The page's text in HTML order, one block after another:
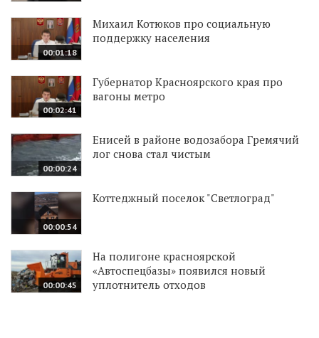
00:01:18
Михаил Котюков про социальную
поддержку населения
00:02:41
Губернатор Красноярского края про
вагоны метро
00:00:24
Енисей в районе водозабора Гремячий
лог снова стал чистым
00:00:54
Коттеджный поселок "Светлоград"
00:00:45
На полигоне красноярской
«Автоспецбазы» появился новый
уплотнитель отходов